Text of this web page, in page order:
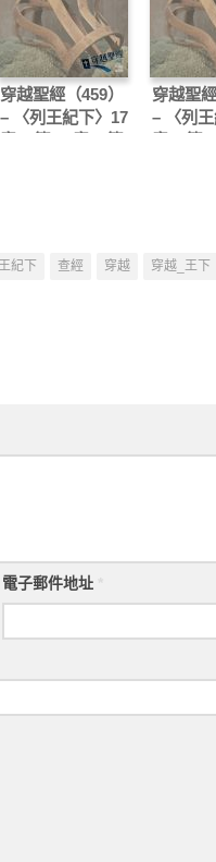
穿越聖經（459）
– 〈列王紀下〉17
穿越聖經
– 〈列
紀下 查經 穿越 穿越_王下
電子郵件地址